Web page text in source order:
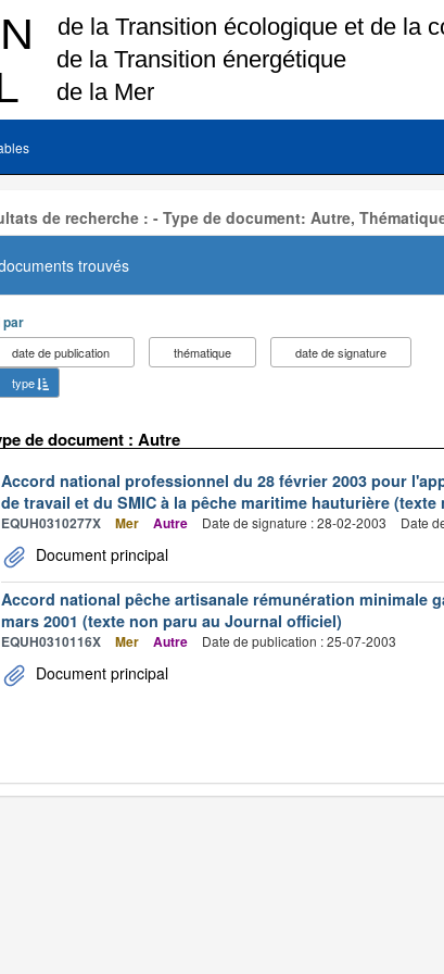
de recherche : - Type de document: Autre,
trouvés
par
date de publication thématique
date de signature
type
de document : Autre
Accord national professionnel du 28 février 2003 pour
de travail et du SMIC à la pêche maritime hauturière
EQUH0310277X Mer Autre Date de signature : 28-02-2003 Date
Document principal
Accord national pêche artisanale rémunération minimale
mars 2001 (texte non paru au Journal officiel)
EQUH0310116X Mer Autre Date de publication : 25-07-2003
Document principal